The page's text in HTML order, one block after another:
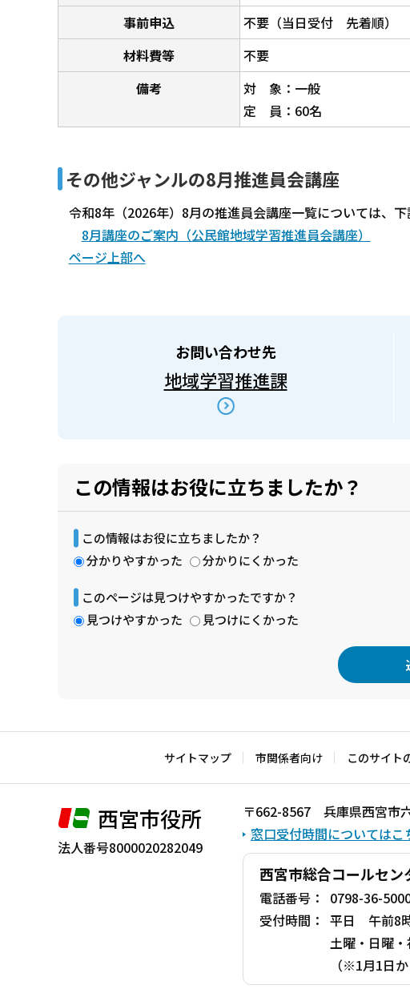
事前申込
不要（当日受付 先着順）
材料費等
不要
備考
対 象：一般
定 員：60名
その他ジャンルの8月推進員会講座
令和8年（2026年）8月の推進員会講座一覧については、下
8月講座のご案内（公民館地域学習推進員会講座）
ページ上部へ
お問い合わせ先
地域学習推進課
この情報はお役に立ちましたか？
この情報はお役に立ちましたか？
分かりやすかった
分かりにくかった
このページは見つけやすかったですか？
見つけやすかった
見つけにくかった
文
で
サイトマップ 市関係者向け このサイト
西宮市役所
法人番号8000020282049
〒662-8567 兵庫県西宮市
窓口受付時間についてはこ
西宮市総合コールセン
電話番号：
0798-36-
受付時間： 平日 午前8
土曜・日曜
（※1月1日